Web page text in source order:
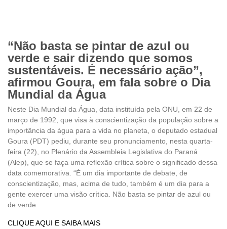
“Não basta se pintar de azul ou
verde e sair dizendo que somos
sustentáveis. É necessário ação”,
afirmou Goura, em fala sobre o Dia
Mundial da Água
Neste Dia Mundial da Água, data instituída pela ONU, em 22 de
março de 1992, que visa à conscientização da população sobre a
importância da água para a vida no planeta, o deputado estadual
Goura (PDT) pediu, durante seu pronunciamento, nesta quarta-
feira (22), no Plenário da Assembleia Legislativa do Paraná
(Alep), que se faça uma reflexão crítica sobre o significado dessa
data comemorativa. “É um dia importante de debate, de
conscientização, mas, acima de tudo, também é um dia para a
gente exercer uma visão crítica. Não basta se pintar de azul ou
de verde
CLIQUE AQUI E SAIBA MAIS